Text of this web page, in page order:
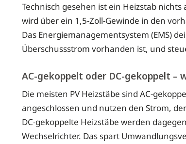
Technisch gesehen ist ein Heizstab
wird über ein 1,5-Zoll-Gewinde in den
Das Energiemanagementsystem (EMS)
Überschussstrom vorhanden ist, und
AC-gekoppelt oder DC-gekoppelt –
Die meisten PV Heizstäbe sind AC-
angeschlossen und nutzen den Strom,
DC-gekoppelte Heizstäbe werden
Wechselrichter. Das spart